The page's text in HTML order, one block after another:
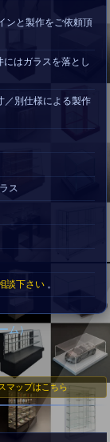
ンと製作をご依頼頂
はガラスを落とし
／別仕様による製作
ス
談下さい 。
ム）
マップはこちら